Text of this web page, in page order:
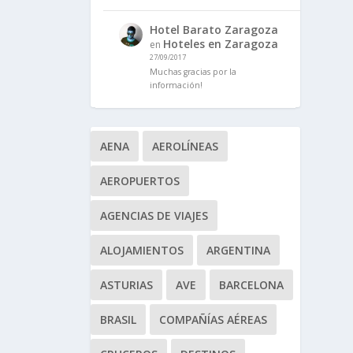
Hotel Barato Zaragoza
en Hoteles en Zaragoza
27/09/2017
Muchas gracias por la
información!
AENA AEROLÍNEAS
AEROPUERTOS
AGENCIAS DE VIAJES
ALOJAMIENTOS ARGENTINA
ASTURIAS AVE BARCELONA
BRASIL COMPAÑÍAS AÉREAS